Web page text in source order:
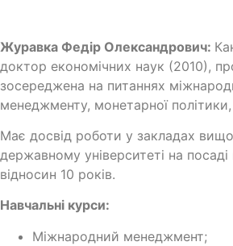
Журавка Федір Олександрович:
доктор економічних наук (2010),
зосереджена на питаннях
менеджменту, монетарної
Має досвід роботи у закладах
державному університеті на
відносин 10 років.
Навчальні курси:
Міжнародний менеджмент;